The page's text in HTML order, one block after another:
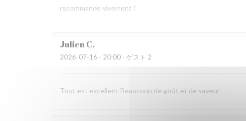
recommande vivement !
JulienC
2026-07-16 - 20:00 - ゲスト 2
Tout est excellent Beaucoup de goût et de saveur